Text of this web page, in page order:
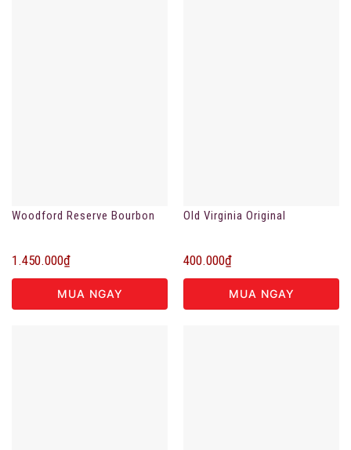
Woodford Reserve Bourbon
1.450.000₫
MUA NGAY
Old Virginia Original
400.000₫
MUA NGAY